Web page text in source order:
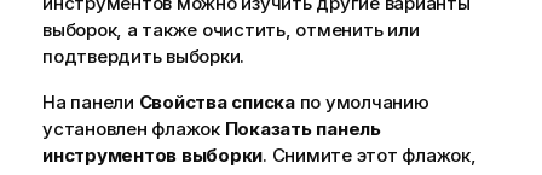
выборок, а также очистить, отменить или
подтвердить выборки.
На панели Свойства спискапо умолчанию
установлен флажок Показать панель
инструментов выборки. Снимите этот флажок,